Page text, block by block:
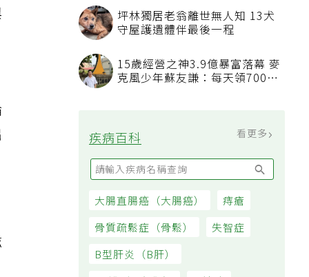
汙附著
坪林獨居老翁離世無人知 13犬
15歲經營之神3.9億暴富落幕 麥
疾病百科